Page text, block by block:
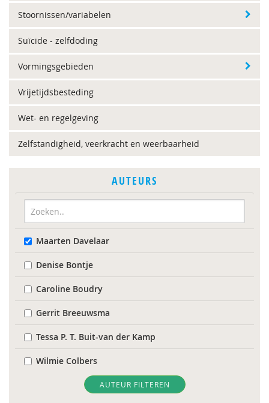
Stoornissen/variabelen
Suïcide - zelfdoding
Vormingsgebieden
Vrijetijdsbesteding
Wet- en regelgeving
Zelfstandigheid, veerkracht en weerbaarheid
AUTEURS
Maarten Davelaar
Denise Bontje
Caroline Boudry
Gerrit Breeuwsma
Tessa P. T. Buit-van der Kamp
Wilmie Colbers
Cristina ColonnesiAUTEUR FILTEREN